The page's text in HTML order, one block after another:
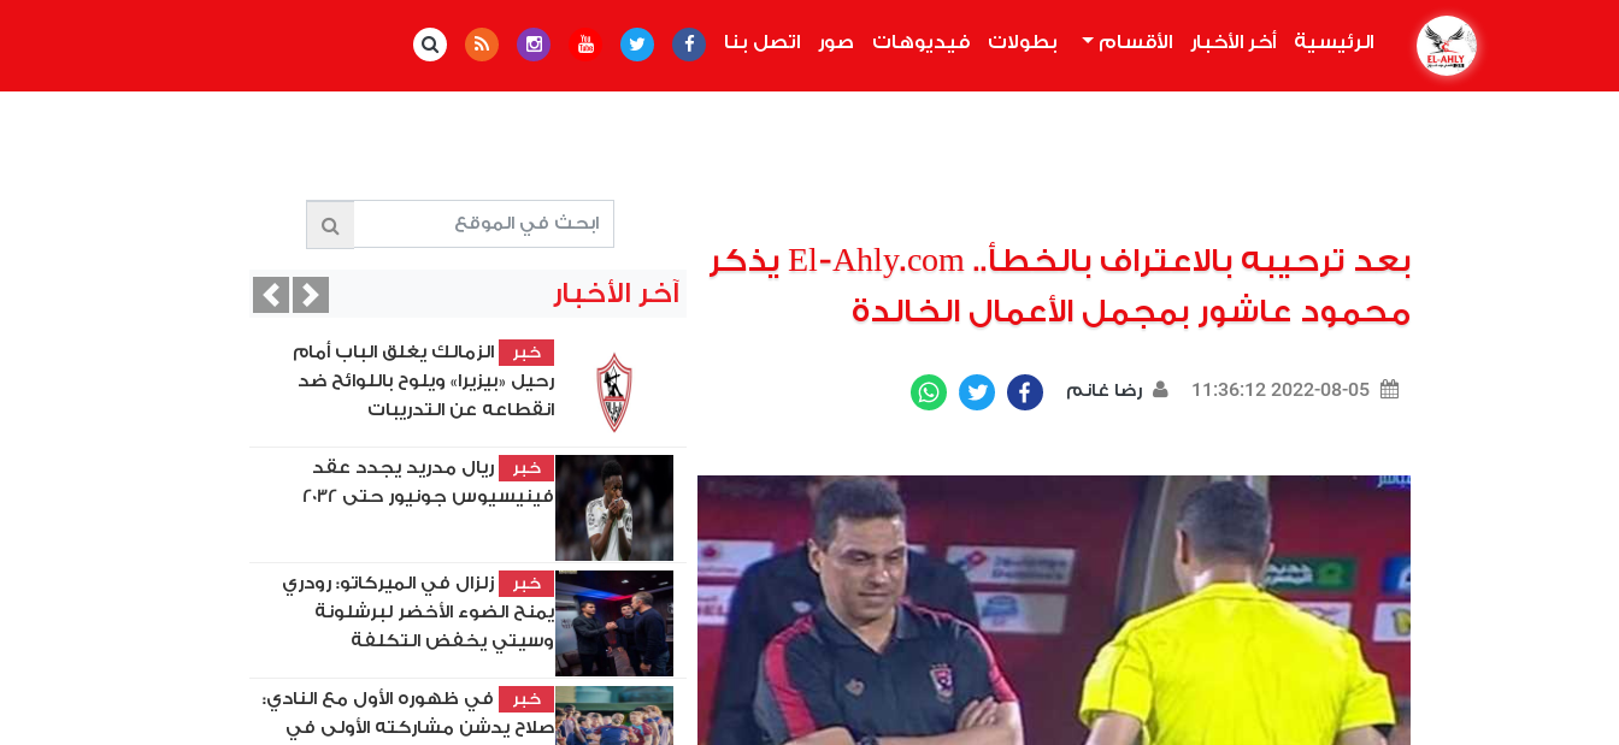
الرئيسية أخر الأخبار الأقسام بطولات فيديوهات صور اتصل بنا
بعد ترحيبه بالاعتراف بالخطأ.. El-Ahly.com يذكر
محمود عاشور بمجمل الأعمال الخالدة
2022-08-05 11:36:12 رضا غانم Facebook
Twitter
آخر الأخبار
خبر
الزمالك يغلق الباب أمام
رحيل «بيزيرا» ويلوح باللوائح ضد
انقطاعه عن التدريبات
خبر
ريال مدريد يجدد عقد
فينيسيوس جونيور حتى 2032
خبر
زلزال في الميركاتو: رودري
يمنح الضوء الأخضر لبرشلونة
وسيتي يخفض التكلفة
خبر
في ظهوره الأول مع النادي:
صلاح يدشن مشاركته الأولى في
PreviousNext